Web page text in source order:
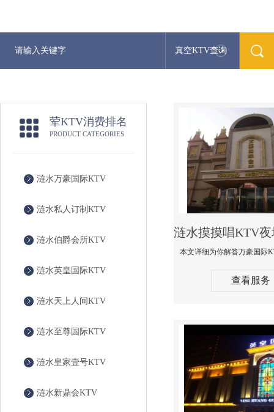
真空KTV查询
荤KTV消费排名
PRODUCT CATEGORIES
涟水万豪国际KTV
涟水私人订制KTV
涟水伯爵会所KTV
涟水英皇国际KTV
涟水天上人间KTV
涟水至尊国际KTV
涟水皇家壹号KTV
涟水新鼎会KTV
查看服务